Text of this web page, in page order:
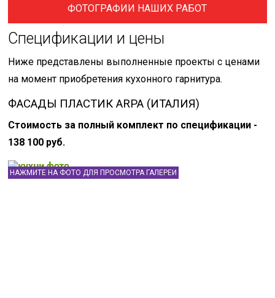
ФОТОГРАФИИ НАШИХ РАБОТ
Спецификации и цены
Ниже представлены выполненные проекты с ценами
на момент приобретения кухонного гарнитура.
ФАСАДЫ ПЛАСТИК ARPA (ИТАЛИЯ)
Стоимость за полный комплект по спецификации -
138 100 руб.
НАЖМИТЕ НА ФОТО ДЛЯ ПРОСМОТРА ГАЛЕРЕИ